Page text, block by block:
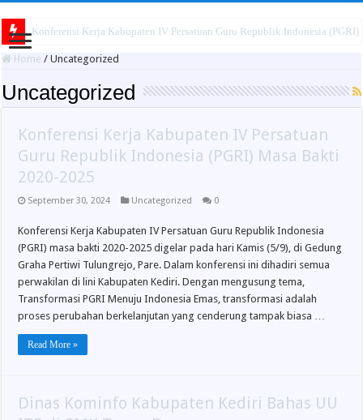
Konferensi Kerja Kabupaten IV Persatuan Guru Republik Indonesia
Home / Uncategorized
Uncategorized
Konferensi Kerja Kabupaten IV Persatuan
Guru Republik Indonesia (PGRI) Masa Bakti
2020-2025
September 30, 2024 Uncategorized 0
Konferensi Kerja Kabupaten IV Persatuan Guru Republik Indonesia
(PGRI) masa bakti 2020-2025 digelar pada hari Kamis (5/9), di Gedung
Graha Pertiwi Tulungrejo, Pare. Dalam konferensi ini dihadiri semua
perwakilan di lini Kabupaten Kediri. Dengan mengusung tema,
Transformasi PGRI Menuju Indonesia Emas, transformasi adalah
proses perubahan berkelanjutan yang cenderung tampak biasa …
Read More »
Dinas Kominfo Kabupaten Kediri Bahas UU